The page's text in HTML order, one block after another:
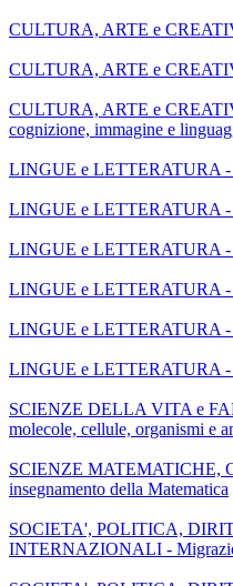
CULTURA, ARTE e
CULTURA, ARTE e
CULTURA, ARTE e
cognizione, immagine e
LINGUE e LETTERATURA -
LINGUE e LETTERATURA -
LINGUE e LETTERATURA -
LINGUE e LETTERATURA -
LINGUE e LETTERATURA -
LINGUE e LETTERATURA -
SCIENZE DELLA VITA e
molecole, cellule, organismi e
SCIENZE MATEMATICHE,
insegnamento della Matematica
SOCIETA', POLITICA,
INTERNAZIONALI -